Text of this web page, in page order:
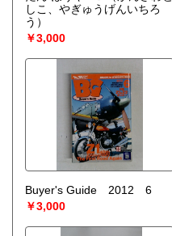
しこ、やぎゅうげんいちろ
う）
￥3,000
Buyer's Guide 2012 6
￥3,000